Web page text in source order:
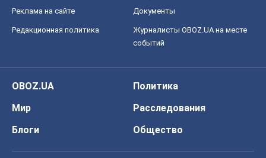
Реклама на сайте Документы
Редакционная политика
Журналисты OBOZ.UA на месте
событий
OBOZ.UA
Политика
Мир
Расследования
Блоги
Общество